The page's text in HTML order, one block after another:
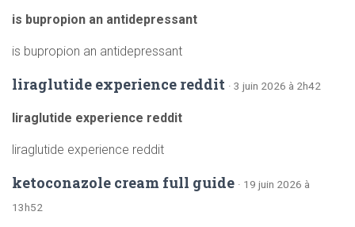
is bupropion an antidepressant
is bupropion an antidepressant
liraglutide experience reddit · 3 juin 2026 à 2h42
liraglutide experience reddit
liraglutide experience reddit
ketoconazole cream full guide · 19 juin 2026 à
13h52